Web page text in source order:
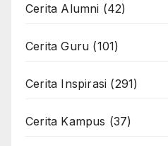
Cerita Alumni (42)
Cerita Guru (101)
Cerita Inspirasi (291)
Cerita Kampus (37)